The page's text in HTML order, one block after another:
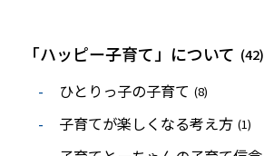
「ハッピー子育て」について (42)
ひとりっ子の子育て (8)
子育てが楽しくなる考え方 (1)